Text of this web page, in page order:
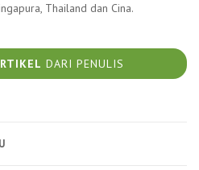
Thailand dan Cina.
DARI PENULIS